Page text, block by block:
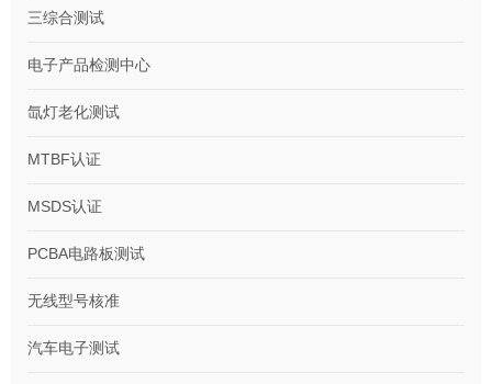
三综合测试
电子产品检测中心
氙灯老化测试
MTBF认证
MSDS认证
PCBA电路板测试
无线型号核准
汽车电子测试